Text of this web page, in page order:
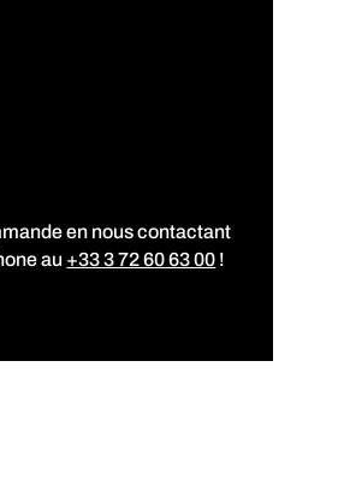
en nous contactant
au +33 3 72 60 63 00 !